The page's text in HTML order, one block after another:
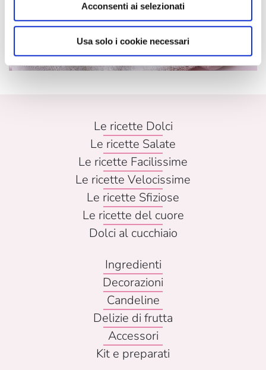
Acconsenti ai selezionati
Usa solo i cookie necessari
Le ricette Dolci
Le ricette Salate
Le ricette Facilissime
Le ricette Velocissime
Le ricette Sfiziose
Le ricette del cuore
Dolci al cucchiaio
Ingredienti
Decorazioni
Candeline
Delizie di frutta
Accessori
Kit e preparati